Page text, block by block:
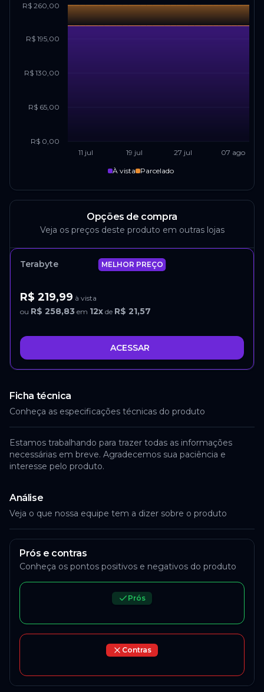
11 jul 19 jul 27 jul 07 ago
R$ 0,00
R$ 65,00
R$ 130,00
R$ 195,00
R$ 260,00
À vista Parcelado
Opções de compra
Veja os preços deste produto em outras lojas
Terabyte MELHOR PREÇO
R$ 219,99 à vista
ou R$ 258,83 em 12x de R$ 21,57
ACESSAR
Ficha técnica
Conheça as especificações técnicas do produto
Estamos trabalhando para trazer todas as informações
necessárias em breve. Agradecemos sua paciência e
interesse pelo produto.
Análise
Veja o que nossa equipe tem a dizer sobre o produto
Prós e contras
Conheça os pontos positivos e negativos do produto
Prós
Contras